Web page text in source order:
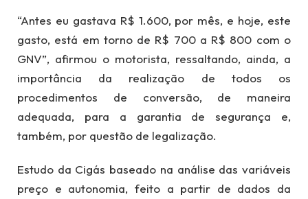
“Antes eu gastava R$ 1.600, por mês, e hoje, este
gasto, está em torno de R$ 700 a R$ 800 com o
GNV”, afirmou o motorista, ressaltando, ainda, a
importância da realização de todos os
procedimentos de conversão, de maneira
adequada, para a garantia de segurança e,
também, por questão de legalização.
Estudo da Cigás baseado na análise das variáveis
preço e autonomia, feito a partir de dados da